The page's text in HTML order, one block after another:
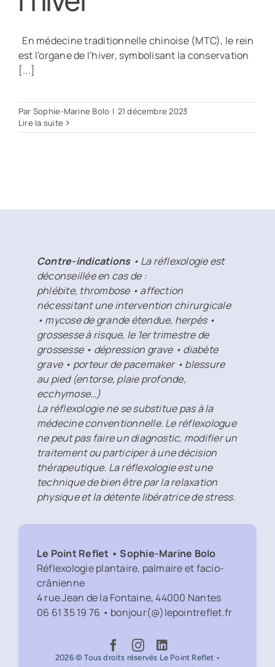
En médecine traditionnelle chinoise (MTC), le rein
est l'organe de l'hiver, symbolisant la conservation
[...]
Par Sophie-Marine Bolo | 21 décembre 2023
Lire la suite
Contre-indications• La réflexologie est
déconseillée en cas de :
phlébite, thrombose • affection
nécessitant une intervention chirurgicale
• mycose de grande étendue, herpès •
grossesse à risque, le 1er trimestre de
grossesse • dépression grave • diabète
grave • porteur de pacemaker • blessure
au pied (entorse, plaie profonde,
ecchymose…)
La réflexologie ne se substitue pas à la
médecine conventionnelle. Le réflexologue
ne peut pas faire un diagnostic, modifier un
traitement ou participer à une décision
thérapeutique. La réflexologie est une
technique de bien être par la relaxation
physique et la détente libératrice de stress.
Le Point Reflet • Sophie-Marine Bolo
Réflexologie plantaire, palmaire et facio-
crânienne
4 rue Jean de la Fontaine, 44000 Nantes
06 61 35 19 76 • bonjour(@)lepointreflet.fr
2026 © Tous droits réservés Le Point Reflet •